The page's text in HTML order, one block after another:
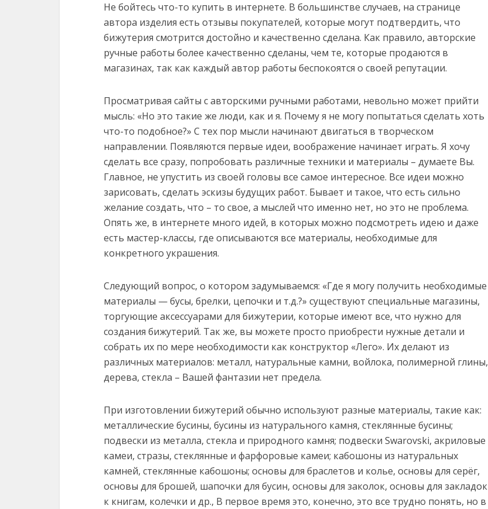
Не бойтесь что-то купить в интернете. В большинстве случаев, на странице
автора изделия есть отзывы покупателей, которые могут подтвердить, что
бижутерия смотрится достойно и качественно сделана. Как правило, авторские
ручные работы более качественно сделаны, чем те, которые продаются в
магазинах, так как каждый автор работы беспокоятся о своей репутации.
Просматривая сайты с авторскими ручными работами, невольно может прийти
мысль: «Но это такие же люди, как и я. Почему я не могу попытаться сделать хоть
что-то подобное?» С тех пор мысли начинают двигаться в творческом
направлении. Появляются первые идеи, воображение начинает играть. Я хочу
сделать все сразу, попробовать различные техники и материалы – думаете Вы.
Главное, не упустить из своей головы все самое интересное. Все идеи можно
зарисовать, сделать эскизы будущих работ. Бывает и такое, что есть сильно
желание создать, что – то свое, а мыслей что именно нет, но это не проблема.
Опять же, в интернете много идей, в которых можно подсмотреть идею и даже
есть мастер-классы, где описываются все материалы, необходимые для
конкретного украшения.
Следующий вопрос, о котором задумываемся: «Где я могу получить необходимые
материалы — бусы, брелки, цепочки и т.д.?» существуют специальные магазины,
торгующие аксессуарами для бижутерии, которые имеют все, что нужно для
создания бижутерий. Так же, вы можете просто приобрести нужные детали и
собрать их по мере необходимости как конструктор «Лего». Их делают из
различных материалов: металл, натуральные камни, войлока, полимерной глины,
дерева, стекла – Вашей фантазии нет предела.
При изготовлении бижутерий обычно используют разные материалы, такие как:
металлические бусины, бусины из натурального камня, стеклянные бусины;
подвески из металла, стекла и природного камня; подвески Swarovski, акриловые
камеи, стразы, стеклянные и фарфоровые камеи; кабошоны из натуральных
камней, стеклянные кабошоны; основы для браслетов и колье, основы для серёг,
основы для брошей, шапочки для бусин, основы для заколок, основы для закладок
к книгам, колечки и др., В первое время это, конечно, это все трудно понять, но в